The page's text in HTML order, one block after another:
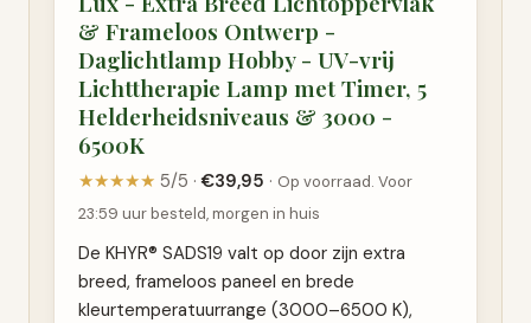
& Frameloos Ontwerp -
Daglichtlamp Hobby - UV-vrij
Lichttherapie Lamp met Timer, 5
Helderheidsniveaus & 3000 -
6500K
★★★★★ 5/5 ·€39,95 · Op voorraad. Voor
23:59 uur besteld, morgen in huis
De KHYR® SADS19 valt op door zijn extra
breed, frameloos paneel en brede
kleurtemperatuurrange (3000–6500 K),